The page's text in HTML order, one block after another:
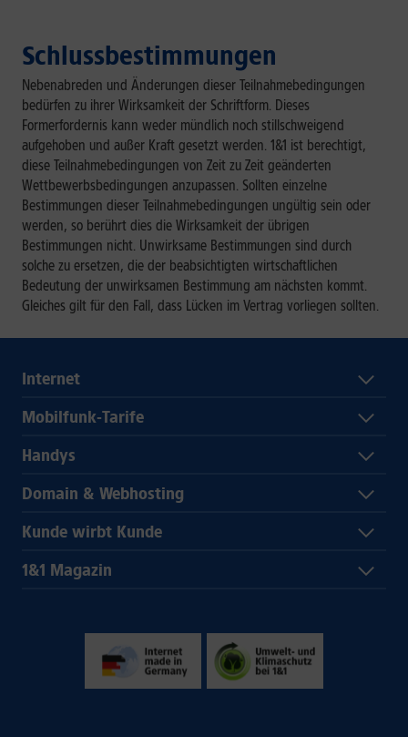
Schlussbestimmungen
Nebenabreden und Änderungen dieser Teilnahmebedingungen
bedürfen zu ihrer Wirksamkeit der Schriftform. Dieses
Formerfordernis kann weder mündlich noch stillschweigend
aufgehoben und außer Kraft gesetzt werden. 1&1 ist berechtigt,
diese Teilnahmebedingungen von Zeit zu Zeit geänderten
Wettbewerbsbedingungen anzupassen. Sollten einzelne
Bestimmungen dieser Teilnahmebedingungen ungültig sein oder
werden, so berührt dies die Wirksamkeit der übrigen
Bestimmungen nicht. Unwirksame Bestimmungen sind durch
solche zu ersetzen, die der beabsichtigten wirtschaftlichen
Bedeutung der unwirksamen Bestimmung am nächsten kommt.
Gleiches gilt für den Fall, dass Lücken im Vertrag vorliegen sollten.
Internet
Mobilfunk-Tarife
Handys
Domain & Webhosting
Kunde wirbt Kunde
1&1 Magazin